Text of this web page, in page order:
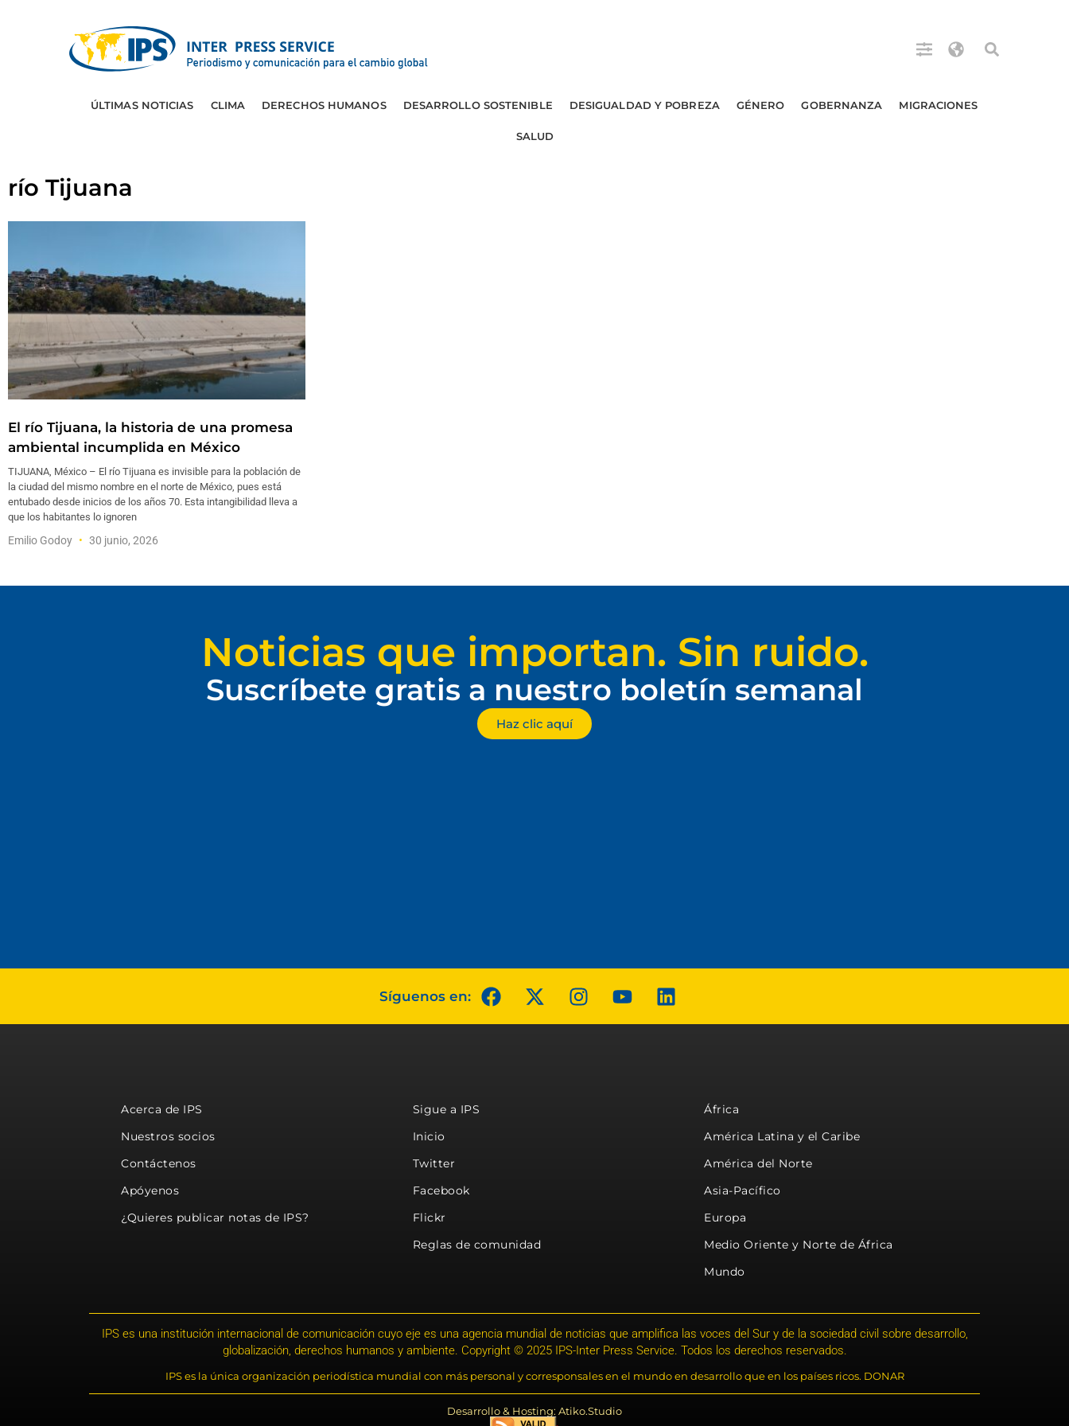
ÚLTIMAS NOTICIAS CLIMA DERECHOS HUMANOS DESARROLLO SOSTENIBLE DESIGUALDAD Y POBREZA GÉNERO GOBERNANZA MIGRACIONES
SALUD
río Tijuana
El río Tijuana, la historia de una promesa
ambiental incumplida en México
TIJUANA, México – El río Tijuana es invisible para la población de
la ciudad del mismo nombre en el norte de México, pues está
entubado desde inicios de los años 70. Esta intangibilidad lleva a
que los habitantes lo ignoren
Emilio Godoy 30 junio, 2026
Noticias que importan. Sin ruido.
Suscríbete gratis a nuestro boletín semanal
Haz clic aquí
Síguenos en:
Acerca de IPS
Nuestros socios
Contáctenos
Apóyenos
¿Quieres publicar notas de IPS?
Sigue a IPS
Inicio
Twitter
Facebook
Flickr
Reglas de comunidad
África
América Latina y el Caribe
América del Norte
Asia-Pacífico
Europa
Medio Oriente y Norte de África
Mundo
IPS es una institución internacional de comunicación cuyo eje es una agencia mundial de noticias que amplifica las voces del Sur y de la sociedad civil sobre desarrollo,
globalización, derechos humanos y ambiente. Copyright © 2025 IPS-Inter Press Service. Todos los derechos reservados.
IPS es la única organización periodística mundial con más personal y corresponsales en el mundo en desarrollo que en los países ricos. DONAR
Desarrollo & Hosting: Atiko.Studio